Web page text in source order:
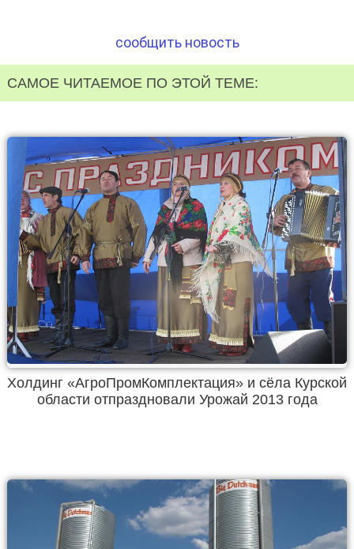
сообщить новость
САМОЕ ЧИТАЕМОЕ ПО ЭТОЙ ТЕМЕ:
Холдинг «АгроПромКомплектация» и сёла Курской
области отпраздновали Урожай 2013 года